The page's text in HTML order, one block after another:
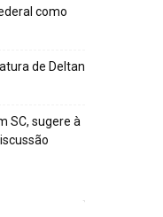
como
de Deltan
SC, sugere à